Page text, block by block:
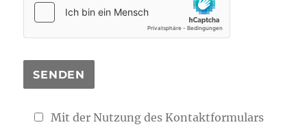
Mit der Nutzung des Kontaktformulars